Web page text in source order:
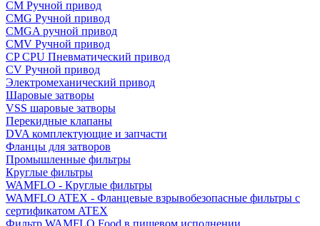
СМ Ручной привод
CMG Ручной привод
CMGA ручной привод
CMV Ручной привод
CP CPU Пневматический привод
CV Ручной привод
Электромеханический привод
Шаровые затворы
VSS шаровые затворы
Перекидные клапаны
DVA комплектующие и запчасти
Фланцы для затворов
Промышленные фильтры
Круглые фильтры
WAMFLO - Круглые фильтры
WAMFLO ATEX - Фланцевые взрывобезопасные фильтры с
сертификатом ATEX
Фильтр WAMFLO Food в пищевом исполнении